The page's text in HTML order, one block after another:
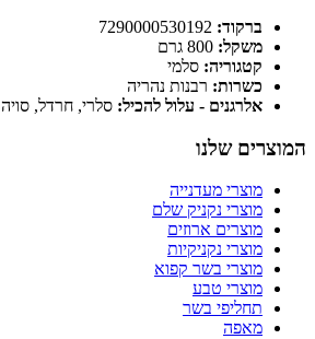
ברקוד: 7290000530192
משקל:
קטגוריה: סלמי
כשרות: רבנות נהריה
אלרגנים - עלול להכיל: סלרי, חרדל, סויה
המוצרים שלנו
מוצרי מעדנייה
מוצרי נקניק שלם
מוצרים ארוזים
מוצרי נקניקיות
מוצרי בשר קפוא
מוצרי טבע
תחליפי בשר
מאפה